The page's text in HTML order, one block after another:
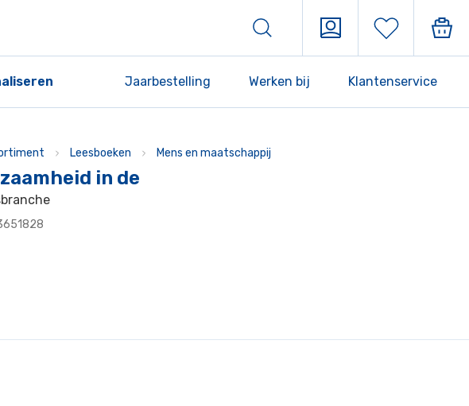
Jaarbestelling Werken bij Klantenservice
Leesboeken Mens en maatschappij
in de